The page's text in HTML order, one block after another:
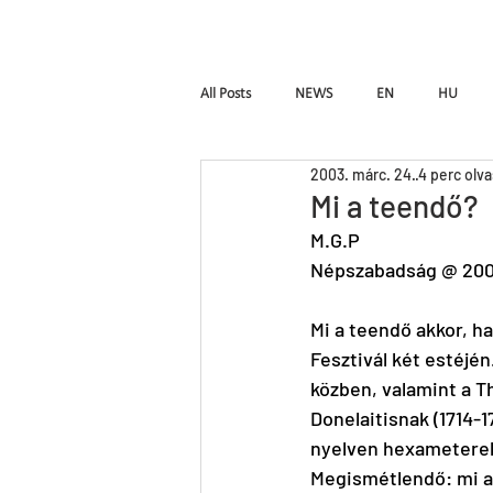
All Posts NEWS EN HU
Hymen Seven
A fából faragott királyfi Instinct
Mi a teendő?
2003. márc. 24.4 perc
M.G.P
Népszabadság @
Mi a teendő akkor,
Fesztivál két
közben, valamint a
Donelaitisnak
nyelven
Megismétlendő: mi